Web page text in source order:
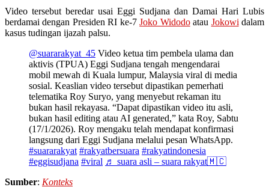
Video tersebut beredar usai Eggi Sudjana dan Damai Hari Lubis
berdamai dengan Presiden RI ke-7Joko Widodoatau Jokowi dalam
kasus tudingan ijazah palsu.
@suararakyat_45 Video ketua tim pembela ulama dan
aktivis (TPUA) Eggi Sudjana tengah mengendarai
mobil mewah di Kuala lumpur, Malaysia viral di media
sosial. Keaslian video tersebut dipastikan pemerhati
telematika Roy Suryo, yang menyebut rekaman itu
bukan hasil rekayasa. “Dapat dipastikan video itu asli,
bukan hasil editing atau AI generated,” kata Roy, Sabtu
(17/1/2026). Roy mengaku telah mendapat konfirmasi
langsung dari Eggi Sudjana melalui pesan WhatsApp.
#suararakyat #rakyatbersuara #rakyatindonesia
#eggisudjana #viral ♬ suara asli – suara rakyat🇲🇨
Sumber: Konteks